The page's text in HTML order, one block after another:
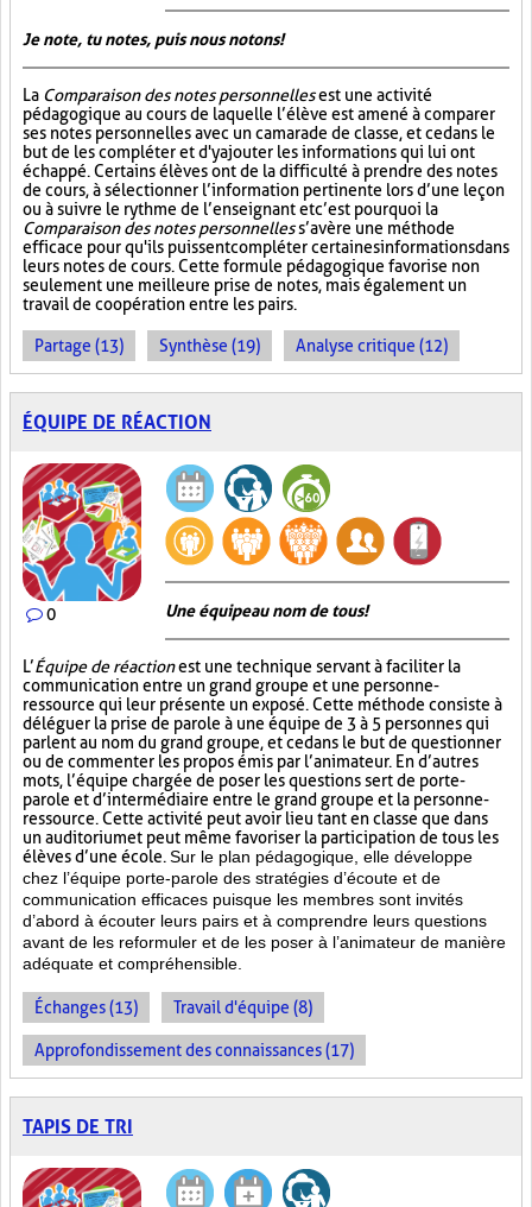
Je note, tu notes, puis nous notons!
La Comparaison des notes personnellesest une activité
pédagogique au cours de laquelle l’élève est amené à comparer
ses notes personnelles avec un camarade de classe, et ce dans le
but de les compléter et d'y ajouter les informations qui lui ont
échappé. Certains élèves ont de la difficulté à prendre des notes
de cours, à sélectionner l’information pertinente lors d’une leçon
ou à suivre le rythme de l’enseignant et c’est pourquoi la
Comparaison des notes personnelless’avère une méthode
efficace pour qu'ils puissent compléter certaines informations dans
leurs notes de cours. Cette formule pédagogique favorise non
seulement une meilleure prise de notes, mais également un
travail de coopération entre les pairs.
Partage (13) Synthèse (19) Analyse critique (12)
ÉQUIPE DE RÉACTION
0 Une équipe au nom de tous!
L’Équipe de réactionest une technique servant à faciliter la
communication entre un grand groupe et une personne-
ressource qui leur présente un exposé. Cette méthode consiste à
déléguer la prise de parole à une équipe de 3 à 5 personnes qui
parlent au nom du grand groupe, et ce dans le but de questionner
ou de commenter les propos émis par l’animateur. En d’autres
mots, l’équipe chargée de poser les questions sert de porte-
parole et d’intermédiaire entre le grand groupe et la personne-
ressource. Cette activité peut avoir lieu tant en classe que dans
un auditorium et peut même favoriser la participation de tous les
élèves d’une école. Sur le plan pédagogique, elle développe
chez l’équipe porte-parole des stratégies d’écoute et de
communication efficaces puisque les membres sont invités
d’abord à écouter leurs pairs et à comprendre leurs questions
avant de les reformuler et de les poser à l’animateur de manière
adéquate et compréhensible.
Échanges (13) Travail d'équipe (8)
Approfondissement des connaissances (17)
TAPIS DE TRI